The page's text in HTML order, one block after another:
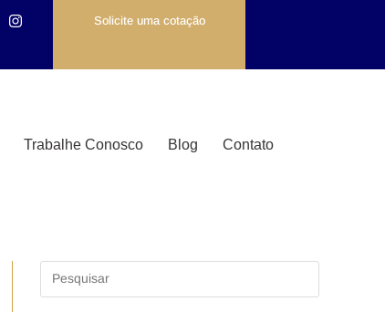
Solicite uma cotação
Trabalhe Conosco Blog Contato